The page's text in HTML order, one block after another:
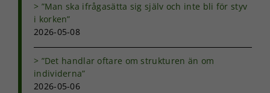
”Man ska ifrågasätta sig själv och inte bli för styv
i korken”
2026-05-08
”Det handlar oftare om strukturen än om
individerna”
2026-05-06